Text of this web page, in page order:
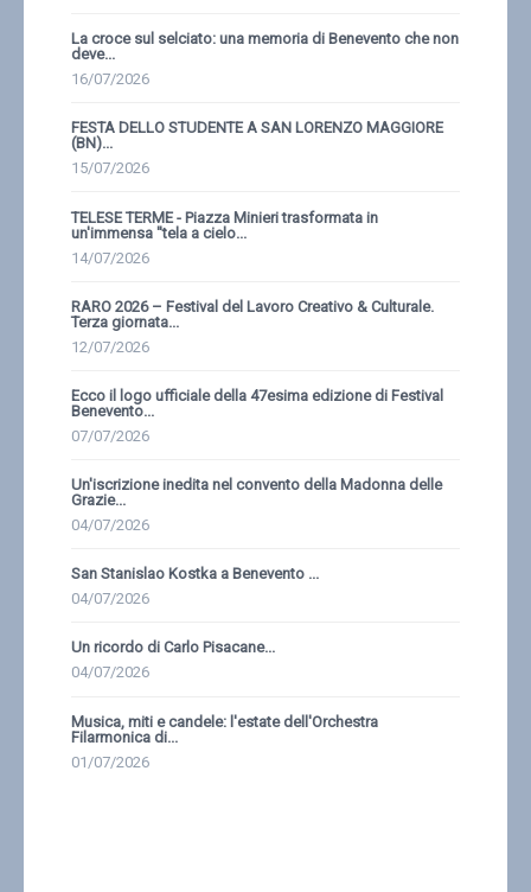
La croce sul selciato: una memoria di Benevento che non
deve...
16/07/2026
FESTA DELLO STUDENTE A SAN LORENZO MAGGIORE
(BN)...
15/07/2026
TELESE TERME - Piazza Minieri trasformata in
un'immensa ''tela a cielo...
14/07/2026
RARO 2026 – Festival del Lavoro Creativo & Culturale.
Terza giornata...
12/07/2026
Ecco il logo ufficiale della 47esima edizione di Festival
Benevento...
07/07/2026
Un'iscrizione inedita nel convento della Madonna delle
Grazie...
04/07/2026
San Stanislao Kostka a Benevento ...
04/07/2026
Un ricordo di Carlo Pisacane...
04/07/2026
Musica, miti e candele: l'estate dell'Orchestra
Filarmonica di...
01/07/2026